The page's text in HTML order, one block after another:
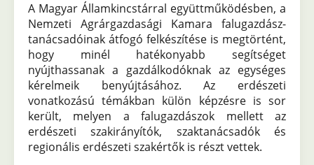
A Magyar Államkincstárral együttműködésben, a
Nemzeti Agrárgazdasági Kamara falugazdász-
tanácsadóinak átfogó felkészítése is megtörtént,
hogy minél hatékonyabb segítséget
nyújthassanak a gazdálkodóknak az egységes
kérelmeik benyújtásához. Az erdészeti
vonatkozású témákban külön képzésre is sor
került, melyen a falugazdászok mellett az
erdészeti szakirányítók, szaktanácsadók és
regionális erdészeti szakértők is részt vettek.